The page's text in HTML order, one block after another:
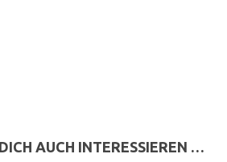
AUCH INTERESSIEREN …